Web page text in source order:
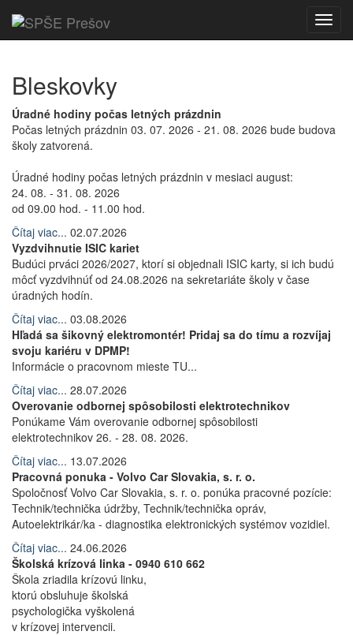
Bleskovky
Úradné hodiny počas letných prázdnin
Počas letných prázdnin 03. 07. 2026 - 21. 08. 2026 bude budova
školy zatvorená.
Úradné hodiny počas letných prázdnin v mesiaci august:
24. 08. - 31. 08. 2026
od 09.00 hod. - 11.00 hod.
Čítaj viac... 02.07.2026
Vyzdvihnutie ISIC kariet
Budúci prváci 2026/2027, ktorí si objednali ISIC karty, si ich budú
môcť vyzdvihnúť od 24.08.2026 na sekretariáte školy v čase
úradných hodín.
Čítaj viac... 03.08.2026
Hľadá sa šikovný elektromontér! Pridaj sa do tímu a rozvíjaj
svoju kariéru v DPMP!
Informácie o pracovnom mieste TU...
Čítaj viac... 28.07.2026
Overovanie odbornej spôsobilosti elektrotechnikov
Ponúkame Vám overovanie odbornej spôsobilosti
elektrotechnikov 26. - 28. 08. 2026.
Čítaj viac... 13.07.2026
Pracovná ponuka - Volvo Car Slovakia, s. r. o.
Spoločnosť Volvo Car Slovakia, s. r. o. ponúka pracovné pozície:
Technik/technička údržby, Technik/technička opráv,
Autoelektrikár/ka - diagnostika elektronických systémov vozidiel.
Čítaj viac... 24.06.2026
Školská krízová linka - 0940 610 662
Škola zriadila krízovú linku,
ktorú obsluhuje školská
psychologička vyškolená
v krízovej intervencii.